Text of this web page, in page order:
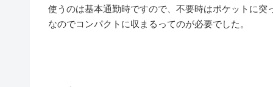
使うのは基本通勤時ですので、不要時はポケットに突
なのでコンパクトに収まるってのが必要でした。